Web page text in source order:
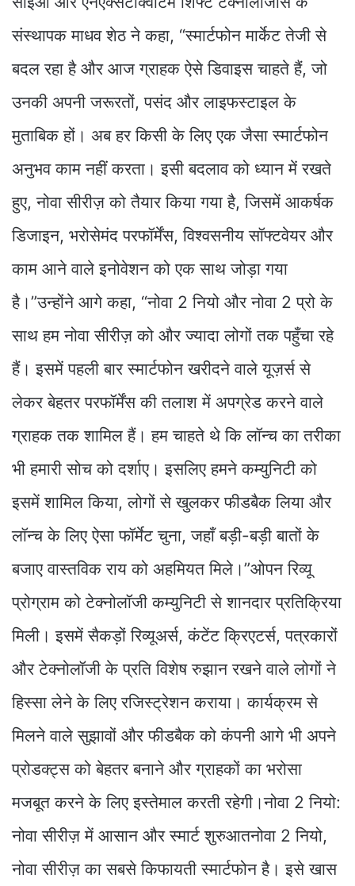
संस्थापक माधव शेठ ने कहा, “स्मार्टफोन मार्केट तेजी से
बदल रहा है और आज ग्राहक ऐसे डिवाइस चाहते हैं, जो
उनकी अपनी जरूरतों, पसंद और लाइफस्टाइल के
मुताबिक हों। अब हर किसी के लिए एक जैसा स्मार्टफोन
अनुभव काम नहीं करता। इसी बदलाव को ध्यान में रखते
हुए, नोवा सीरीज़ को तैयार किया गया है, जिसमें आकर्षक
डिजाइन, भरोसेमंद परफॉर्मेंस, विश्वसनीय सॉफ्टवेयर और
काम आने वाले इनोवेशन को एक साथ जोड़ा गया
है।”उन्होंने आगे कहा, “नोवा 2 नियो और नोवा 2 प्रो के
साथ हम नोवा सीरीज़ को और ज्यादा लोगों तक पहुँचा रहे
हैं। इसमें पहली बार स्मार्टफोन खरीदने वाले यूज़र्स से
लेकर बेहतर परफॉर्मेंस की तलाश में अपग्रेड करने वाले
ग्राहक तक शामिल हैं। हम चाहते थे कि लॉन्च का तरीका
भी हमारी सोच को दर्शाए। इसलिए हमने कम्युनिटी को
इसमें शामिल किया, लोगों से खुलकर फीडबैक लिया और
लॉन्च के लिए ऐसा फॉर्मेट चुना, जहाँ बड़ी-बड़ी बातों के
बजाए वास्तविक राय को अहमियत मिले।”ओपन रिव्यू
प्रोग्राम को टेक्नोलॉजी कम्युनिटी से शानदार प्रतिक्रिया
मिली। इसमें सैकड़ों रिव्यूअर्स, कंटेंट क्रिएटर्स, पत्रकारों
और टेक्नोलॉजी के प्रति विशेष रुझान रखने वाले लोगों ने
हिस्सा लेने के लिए रजिस्ट्रेशन कराया। कार्यक्रम से
मिलने वाले सुझावों और फीडबैक को कंपनी आगे भी अपने
प्रोडक्ट्स को बेहतर बनाने और ग्राहकों का भरोसा
मजबूत करने के लिए इस्तेमाल करती रहेगी।नोवा 2 नियो:
नोवा सीरीज़ में आसान और स्मार्ट शुरुआतनोवा 2 नियो,
नोवा सीरीज़ का सबसे किफायती स्मार्टफोन है। इसे खास